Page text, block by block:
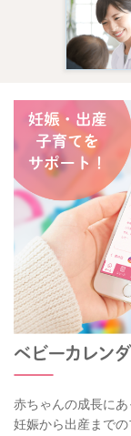
赤ちゃんの成長に
妊娠から出産まで